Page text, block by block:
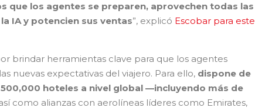
que los agentes se preparen, aprovechen todas las
IA y potencien sus ventas”, explicó Escobar para este
brindar herramientas clave para que los agentes
nuevas expectativas del viajero. Para ello, dispone de
hoteles a nivel global —incluyendo más de
como alianzas con aerolíneas líderes como Emirates,